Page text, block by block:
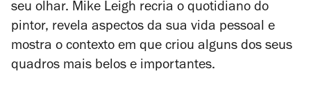
seu olhar. Mike Leigh recria o quotidiano do
pintor, revela aspectos da sua vida pessoal e
mostra o contexto em que criou alguns dos seus
quadros mais belos e importantes.